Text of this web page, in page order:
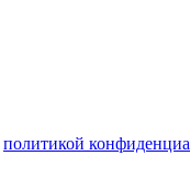
политикой